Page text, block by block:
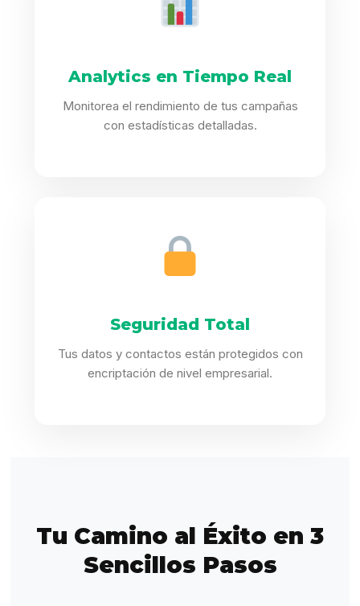
Analytics en Tiempo Real
Monitorea el rendimiento de tus campañas
con estadísticas detalladas.
Seguridad Total
Tus datos y contactos están protegidos con
encriptación de nivel empresarial.
Tu Camino al Éxito en 3
Sencillos Pasos